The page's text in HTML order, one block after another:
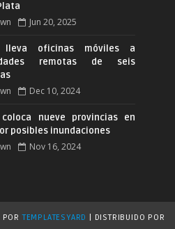
Jun 20, 2025
lleva oficinas móviles a
remotas de seis
Dec 10, 2024
coloca nueve provincias en
posibles inundaciones
Nov 16, 2024
PORTEMPLATESYARD | DISTRIBUIDO POR